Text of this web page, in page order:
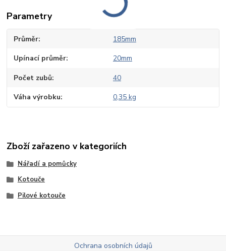
Parametry
Průměr 185mm
Upínací průměr 20mm
Počet zubů 40
Váha výrobku 0,35 kg
Zboží zařazeno v kategoriích
Nářadí a pomůcky
Kotouče
Pilové kotouče
Ochrana osobních údajů